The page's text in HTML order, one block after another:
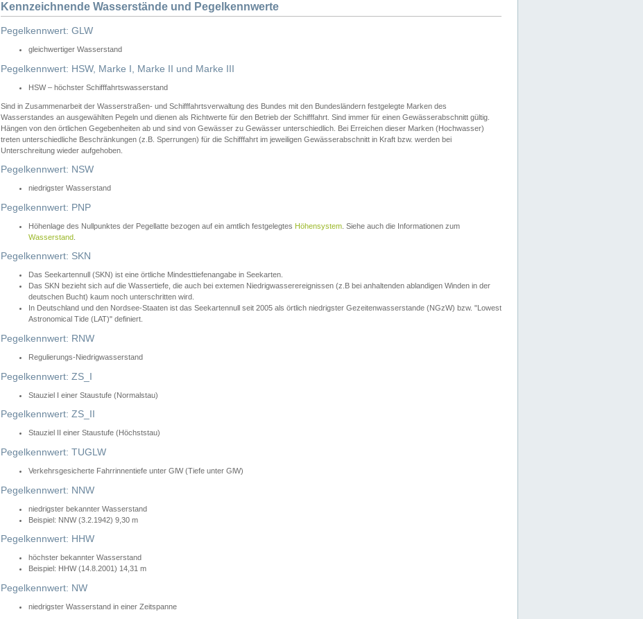
Kennzeichnende Wasserstände und Pegelkennwerte
Pegelkennwert: GLW
gleichwertiger Wasserstand
Pegelkennwert: HSW, Marke I, Marke II und Marke III
HSW – höchster Schifffahrtswasserstand
Sind in Zusammenarbeit der Wasserstraßen- und Schifffahrtsverwaltung des Bundes mit den Bundesländern festgelegte Marken des
Wasserstandes an ausgewählten Pegeln und dienen als Richtwerte für den Betrieb der Schifffahrt. Sind immer für einen Gewässerabschnitt gültig.
Hängen von den örtlichen Gegebenheiten ab und sind von Gewässer zu Gewässer unterschiedlich. Bei Erreichen dieser Marken (Hochwasser)
treten unterschiedliche Beschränkungen (z.B. Sperrungen) für die Schifffahrt im jeweiligen Gewässerabschnitt in Kraft bzw. werden bei
Unterschreitung wieder aufgehoben.
Pegelkennwert: NSW
niedrigster Wasserstand
Pegelkennwert: PNP
Höhenlage des Nullpunktes der Pegellatte bezogen auf ein amtlich festgelegtes Höhensystem . Siehe auch die Informationen zum
Wasserstand
Pegelkennwert: SKN
Das Seekartennull (SKN) ist eine örtliche Mindesttiefenangabe in Seekarten.
Das SKN bezieht sich auf die Wassertiefe, die auch bei extemen Niedrigwasserereignissen (z.B bei anhaltenden ablandigen Winden in der
deutschen Bucht) kaum noch unterschritten wird.
In Deutschland und den Nordsee-Staaten ist das Seekartennull seit 2005 als örtlich niedrigster Gezeitenwasserstande (NGzW) bzw. "Lowest
Astronomical Tide (LAT)" definiert.
Pegelkennwert: RNW
Regulierungs-Niedrigwasserstand
Pegelkennwert: ZS_I
Stauziel I einer Staustufe (Normalstau)
Pegelkennwert: ZS_II
Stauziel II einer Staustufe (Höchststau)
Pegelkennwert: TUGLW
Verkehrsgesicherte Fahrrinnentiefe unter GlW (Tiefe unter GlW)
Pegelkennwert: NNW
niedrigster bekannter Wasserstand
Beispiel: NNW (3.2.1942) 9,30 m
Pegelkennwert: HHW
höchster bekannter Wasserstand
Beispiel: HHW (14.8.2001) 14,31 m
Pegelkennwert: NW
niedrigster Wasserstand in einer Zeitspanne